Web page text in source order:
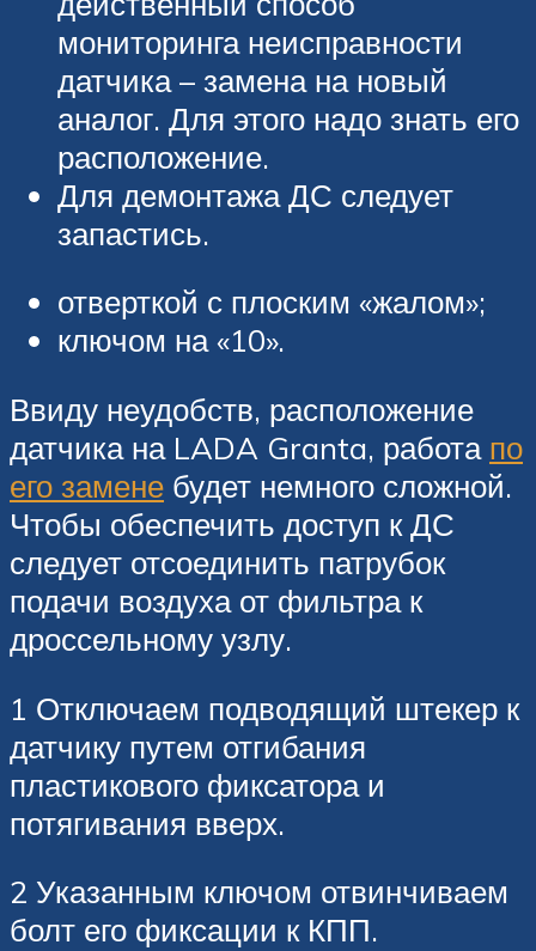
мониторинга неисправности
датчика – замена на новый
аналог. Для этого надо знать его
расположение.
Для демонтажа ДС следует
запастись.
отверткой с плоским «жалом»;
ключом на «10».
Ввиду неудобств, расположение
датчика на LADA Granta, работа по
его замене будет немного сложной.
Чтобы обеспечить доступ к ДС
следует отсоединить патрубок
подачи воздуха от фильтра к
дроссельному узлу.
1 Отключаем подводящий штекер к
датчику путем отгибания
пластикового фиксатора и
потягивания вверх.
2 Указанным ключом отвинчиваем
болт его фиксации к КПП.